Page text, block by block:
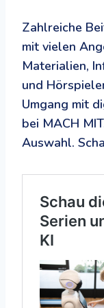
Zahlreiche
mit vielen
Materialien,
und
Umgang mit
bei MACH
Auswahl.